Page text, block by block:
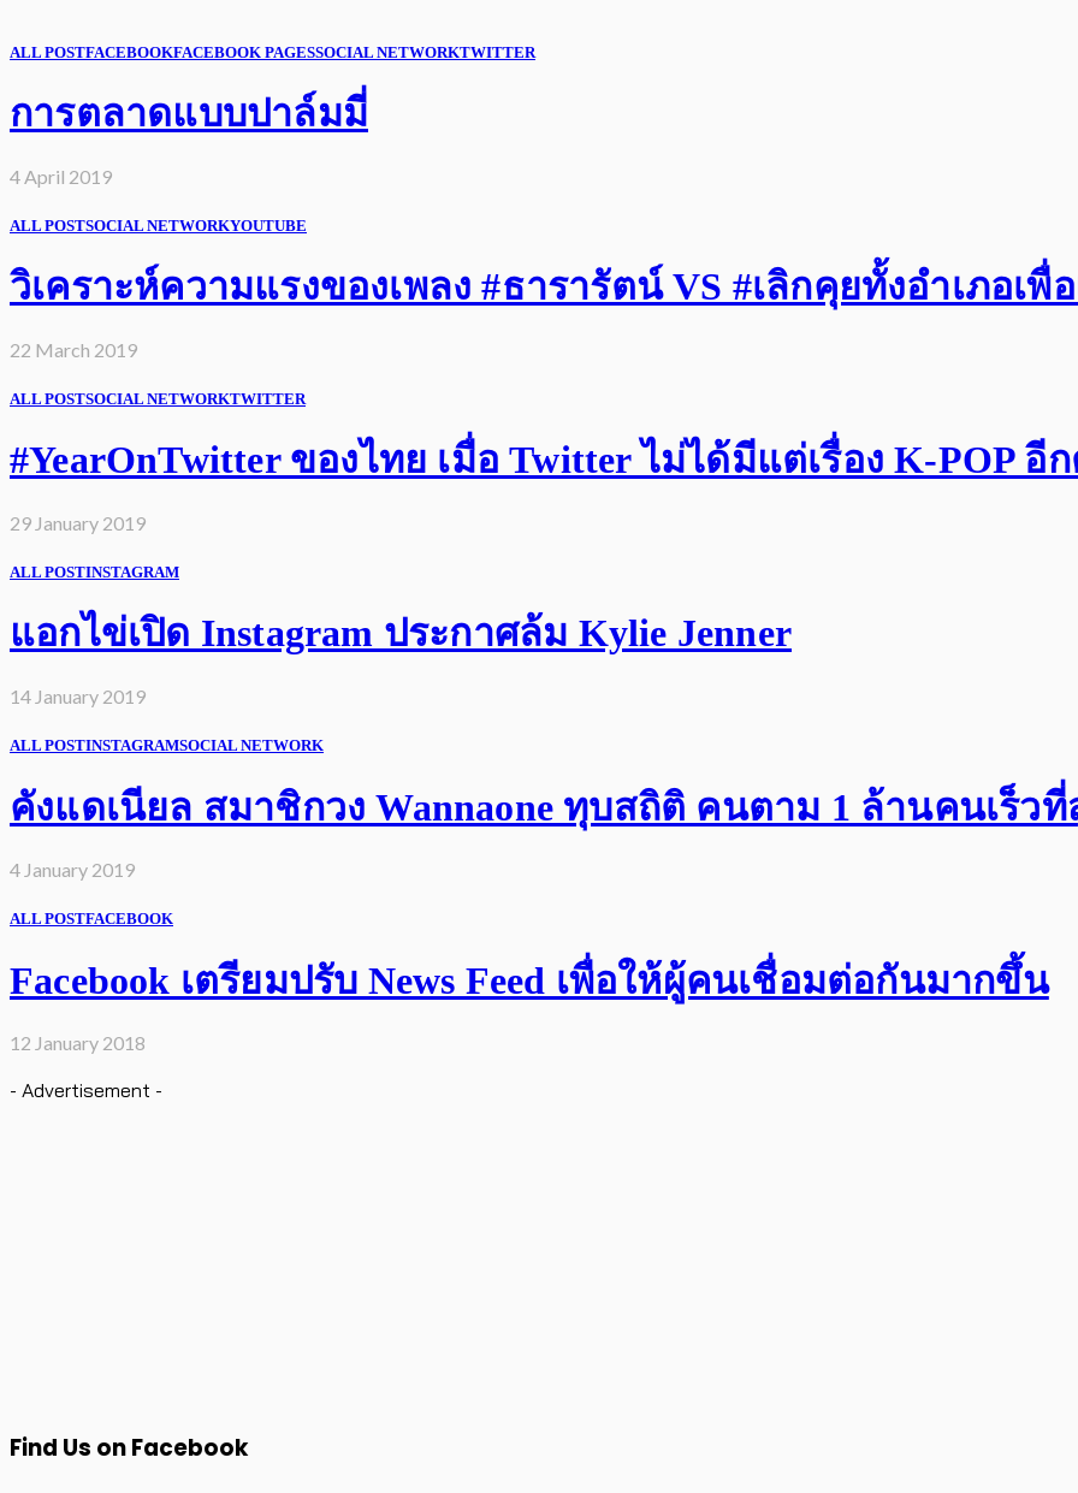
ALL POSTFACEBOOKFACEBOOK PAGESSOCIAL NETWORKTWITTER
การตลาดแบบปาล์มมี่
4 April 2019
ALL POSTSOCIAL NETWORKYOUTUBE
วิเคราะห์ความแรงของเพลง #ธารารัตน์ VS #เลิกคุยทั้งอำเภอเพื่
22 March 2019
ALL POSTSOCIAL NETWORKTWITTER
#YearOnTwitter ของไทย เมื่อ Twitter ไม่ได้มีแต่เรื่อง K-POP อี
29 January 2019
ALL POSTINSTAGRAM
แอกไข่เปิด Instagram ประกาศล้ม Kylie Jenner
14 January 2019
ALL POSTINSTAGRAMSOCIAL NETWORK
คังแดเนียล สมาชิกวง Wannaone ทุบสถิติ คนตาม 1 ล้านคนเร็วที่
4 January 2019
ALL POSTFACEBOOK
Facebook เตรียมปรับ News Feed เพื่อให้ผู้คนเชื่อมต่อกันมากขึ้น
12 January 2018
- Advertisement -
Find Us on Facebook